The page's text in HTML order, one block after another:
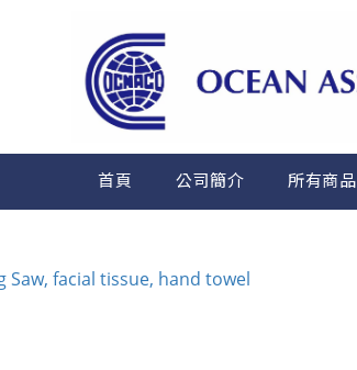
首頁 公司簡介 所有商品